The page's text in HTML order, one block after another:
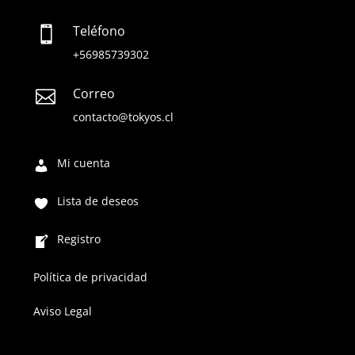
 Teléfono
+56985739302
 Correo
contacto@tokyos.cl
Mi cuenta
Lista de deseos
Registro
Política de privacidad
Aviso Legal